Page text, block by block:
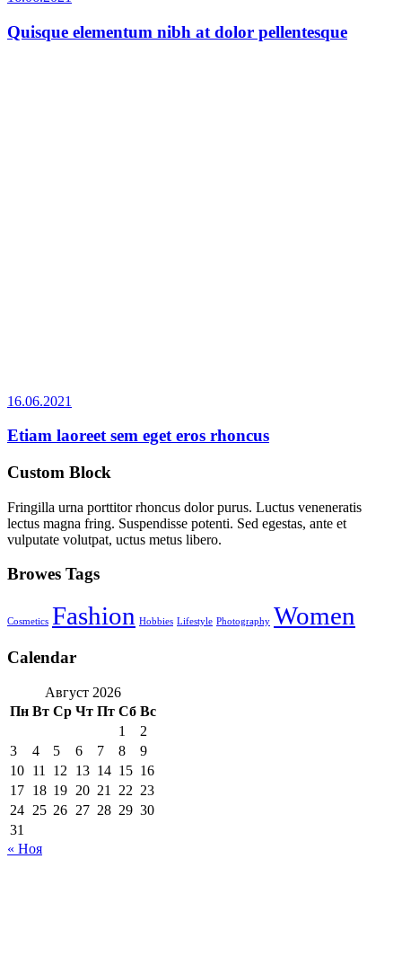
Quisque elementum nibh at dolor pellentesque
16.06.2021
Etiam laoreet sem eget eros rhoncus
Custom Block
Fringilla urna porttitor rhoncus dolor purus. Luctus veneneratis
lectus magna fring. Suspendisse potenti. Sed egestas, ante et
vulputate volutpat, uctus metus libero.
Browes Tags
Cosmetics Fashion Hobbies Lifestyle Photography Women
Calendar
Август 2026
Пн Вт Ср Чт Пт Сб Вс
1
2
3
4 5 6 7 8
9
10 11 12 13 14 15 16
17 18 19 20 21 22 23
24 25 26 27 28 29 30
31
« Ноя